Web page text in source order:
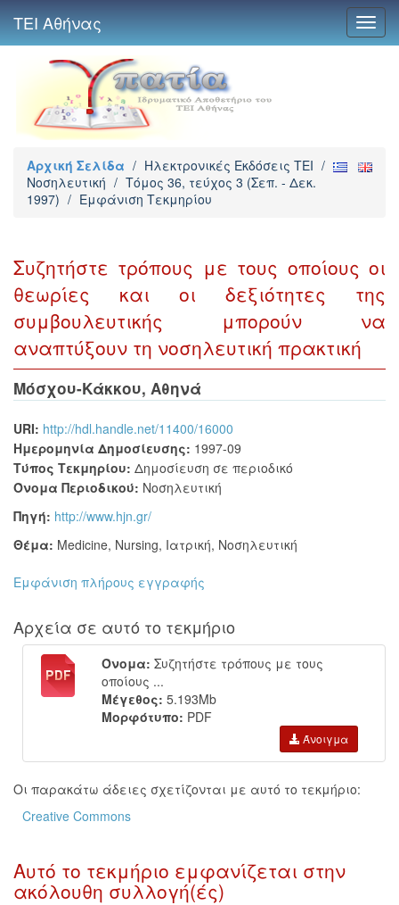
ΤΕΙ Αθήνας
Αρχική Σελίδα / Ηλεκτρονικές Εκδόσεις TEI /
Νοσηλευτική / Τόμος 36, τεύχος 3 (Σεπ. - Δεκ.
1997) / Εμφάνιση Τεκμηρίου
Συζητήστε τρόπους με τους οποίους οι
θεωρίες και οι δεξιότητες της
συμβουλευτικής μπορούν να
αναπτύξουν τη νοσηλευτική πρακτική
Μόσχου-Κάκκου, Αθηνά
URI: http://hdl.handle.net/11400/16000
Ημερομηνία Δημοσίευσης: 1997-09
Τύπος Τεκμηρίου: Δημοσίευση σε περιοδικό
Όνομα Περιοδικού: Νοσηλευτική
Πηγή: http://www.hjn.gr/
Θέμα: Medicine, Nursing, Ιατρική, Νοσηλευτική
Εμφάνιση πλήρους εγγραφής
Αρχεία σε αυτό το τεκμήριο
Όνομα: Συζητήστε τρόπους με τους
οποίους ...
Μέγεθος: 5.193Mb
Μορφότυπο: PDF
Άνοιγμα
Οι παρακάτω άδειες σχετίζονται με αυτό το τεκμήριο:
Creative Commons
Αυτό το τεκμήριο εμφανίζεται στην
ακόλουθη συλλογή(ές)